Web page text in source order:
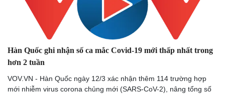
Hàn Quốc ghi nhận số ca mắc Covid-19 mới thấp nhất trong
hơn 2 tuần
VOV.VN - Hàn Quốc ngày 12/3 xác nhận thêm 114 trường hợp
mới nhiễm virus corona chủng mới (SARS-CoV-2), nâng tổng số